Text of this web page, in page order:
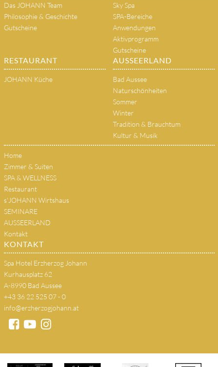
Das JOHANN Team
Philosophie & Geschichte
Gutscheine
Sky Spa
SPA-Bereiche
Anwendungen
Aktivprogramm
Gutscheine
RESTAURANT
JOHANN Küche
AUSSEERLAND
Bad Aussee
Naturschönheiten
Sommer
Winter
Tradition & Brauchtum
Kultur & Musik
Home
Zimmer & Suiten
SPA & WELLNESS
Restaurant
s'JOHANN Wirtshaus
SEMINARE
AUSSEERLAND
Kontakt
KONTAKT
Spa Hotel Erzherzog Johann
Kurhausplatz 62
A-8990 Bad Aussee
+43 36 22 525 07 - 0
info@erzherzogjohann.at